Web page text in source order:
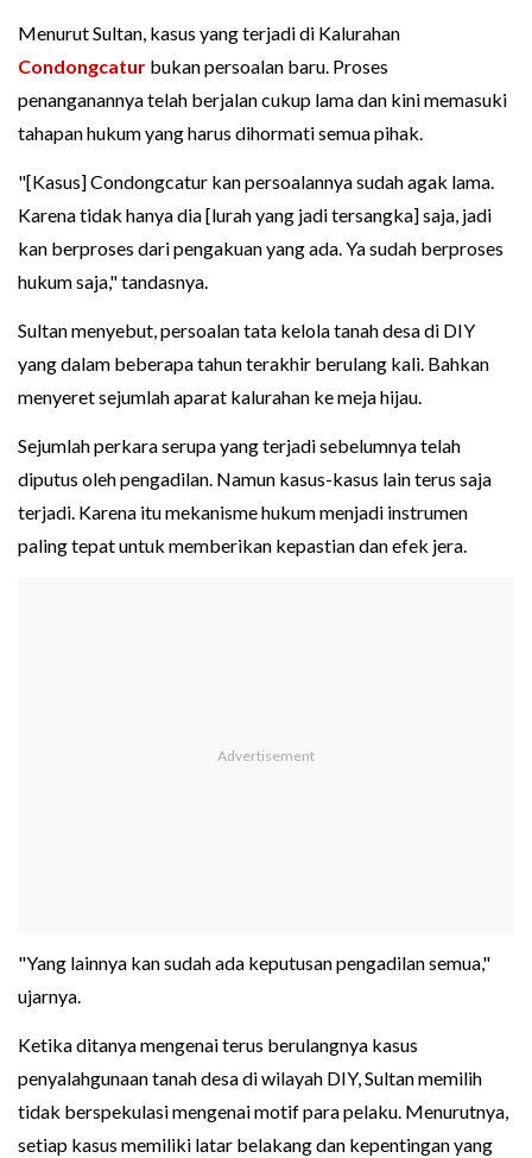
Menurut Sultan, kasus yang terjadi di Kalurahan
Condongcatur bukan persoalan baru. Proses
penanganannya telah berjalan cukup lama dan kini memasuki
tahapan hukum yang harus dihormati semua pihak.
"[Kasus] Condongcatur kan persoalannya sudah agak lama.
Karena tidak hanya dia [lurah yang jadi tersangka] saja, jadi
kan berproses dari pengakuan yang ada. Ya sudah berproses
hukum saja," tandasnya.
Sultan menyebut, persoalan tata kelola tanah desa di DIY
yang dalam beberapa tahun terakhir berulang kali. Bahkan
menyeret sejumlah aparat kalurahan ke meja hijau.
Sejumlah perkara serupa yang terjadi sebelumnya telah
diputus oleh pengadilan. Namun kasus-kasus lain terus saja
terjadi. Karena itu mekanisme hukum menjadi instrumen
paling tepat untuk memberikan kepastian dan efek jera.
"Yang lainnya kan sudah ada keputusan pengadilan semua,"
ujarnya.
Ketika ditanya mengenai terus berulangnya kasus
penyalahgunaan tanah desa di wilayah DIY, Sultan memilih
tidak berspekulasi mengenai motif para pelaku. Menurutnya,
setiap kasus memiliki latar belakang dan kepentingan yang